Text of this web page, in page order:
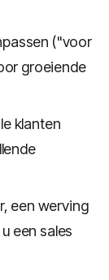
("voor
groeiende
klanten
een werving
een sales